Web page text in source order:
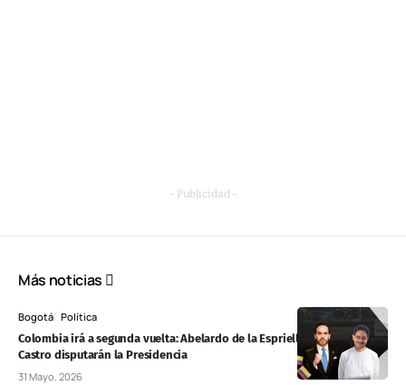
- Publicidad -
Más noticias
Bogotá Política
Colombia irá a segunda vuelta: Abelardo de la Espriella e Iván Cepeda
Castro disputarán la Presidencia
31 Mayo, 2026